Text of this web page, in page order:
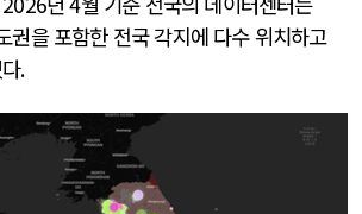
권을 포함한 전국 각지에 다수 위치하고
.